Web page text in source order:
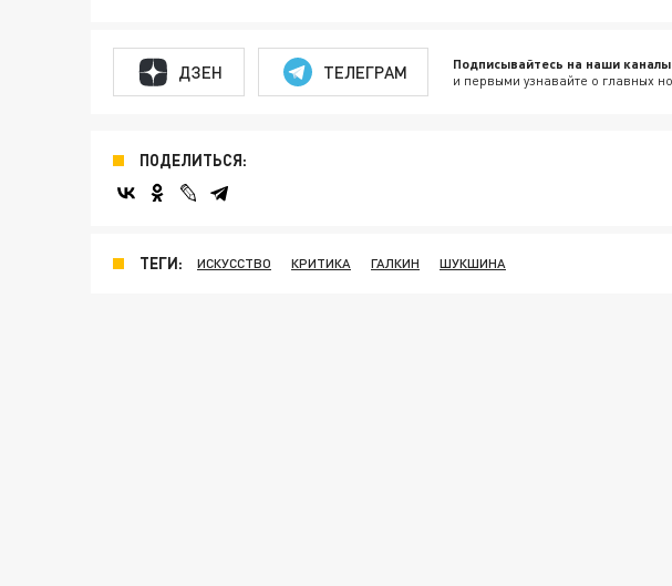
ДЗЕН ТЕЛЕГРАМ Подписывайтесь на наши каналы
и первыми узнавайте о главных
ПОДЕЛИТЬСЯ:
ТЕГИ: ИСКУССТВО КРИТИКА ГАЛКИН ШУКШИНА